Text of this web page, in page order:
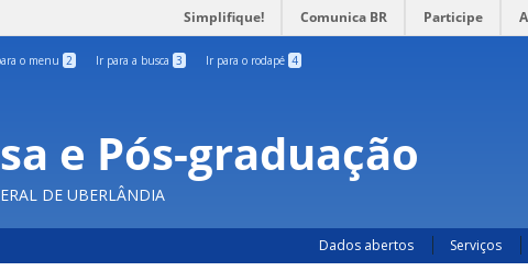
Simplifique! Comunica BR Participe
o menu 2 Ir para a busca 3 Ir para o rodapé 4
e Pós-graduação
DE UBERLÂNDIA
Dados abertos Serviços